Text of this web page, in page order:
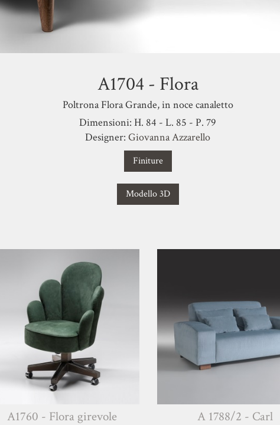
A1704 - Flora
Poltrona Flora Grande, in noce canaletto
Dimensioni: H. 84 - L. 85 - P. 79
Designer: Giovanna Azzarello
Finiture
Modello 3D
A1760 - Flora girevole A 1788/2 - Carl